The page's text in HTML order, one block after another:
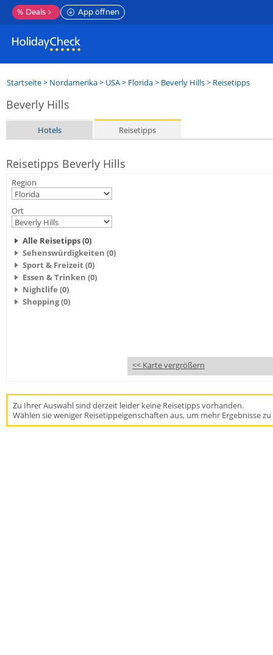
% Deals App öffnen
Startseite> Nordamerika> USA> Florida> Beverly Hills> Reisetipps
Beverly Hills
Hotels Reisetipps
Reisetipps Beverly Hills
Region
Ort
Alle Reisetipps (0)
Sehenswürdigkeiten (0)
Sport & Freizeit (0)
Essen & Trinken (0)
Nightlife (0)
Shopping (0)
<< Karte vergrößern
Zu Ihrer Auswahl sind derzeit leider keine Reisetipps vorhanden.
Wählen sie weniger Reisetippeigenschaften aus, um mehr Ergebnisse